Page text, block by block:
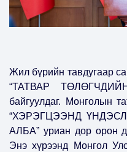
Жил бүрийн тавдугаар
“ТАТВАР
байгуулдаг. Монголын
“ХЭРЭГЦЭЭНД
АЛБА” уриан дор орон
Энэ хүрээнд Монгол